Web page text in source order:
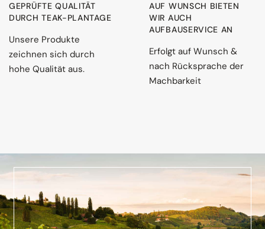
GEPRÜFTE QUALITÄT
DURCH TEAK-PLANTAGE
Unsere Produkte
zeichnen sich durch
hohe Qualität aus.
AUF WUNSCH BIETEN
WIR AUCH
AUFBAUSERVICE AN
Erfolgt auf Wunsch &
nach Rücksprache der
Machbarkeit